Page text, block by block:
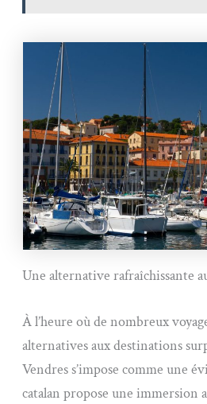
Une alternative rafraîchissante
À l’heure où de nombreux
alternatives aux destinations
Vendres s’impose comme une
catalan propose une immersion